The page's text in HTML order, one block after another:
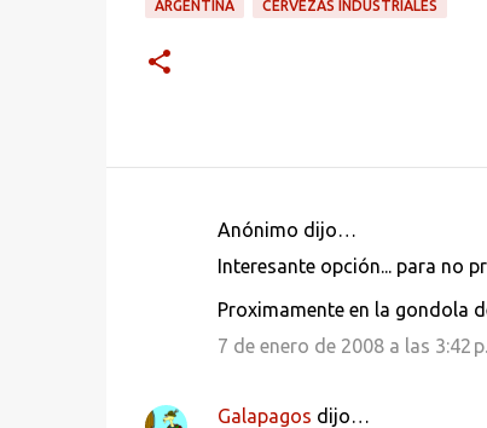
ARGENTINA CERVEZAS INDUSTRIALES
t
Anónimo dijo…
Interesante opción... para no
Proximamente en la gondola
7 de enero de 2008 a las 3:42
Galapagos dijo…